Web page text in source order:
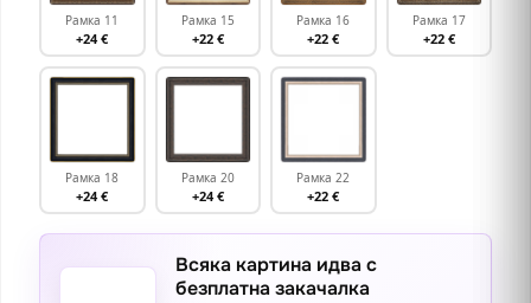
Рамка 11
+24 €
Рамка 15
+22 €
Рамка 16
+22 €
Рамка 17
+22 €
Рамка 18
+24 €
Рамка 20
+24 €
Рамка 22
+22 €
Всяка картина идва с
безплатна закачалка